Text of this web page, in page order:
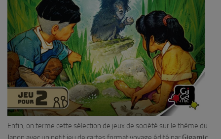
Enfin, on terme cette sélection de jeux de société sur le thème du